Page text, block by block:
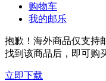
购物车
我的邮乐
抱歉！海外商品仅支持
找到该商品后，即可购
立即下载